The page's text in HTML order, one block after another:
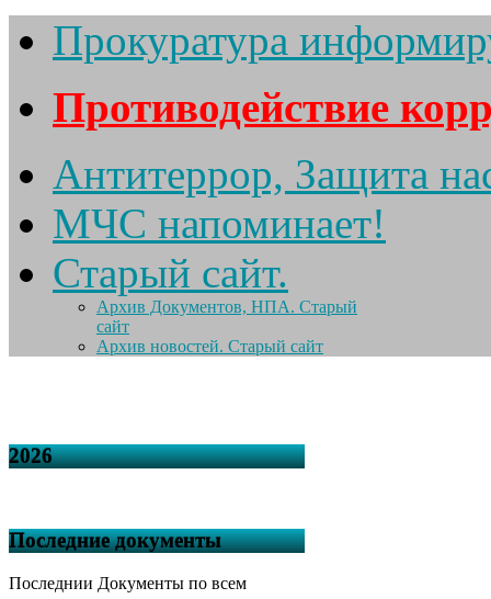
Прокуратура
Противодействие
Антитеррор, Защита
МЧС напоминает!
Старый сайт.
Архив Документов, НПА. Старый
сайт
Архив новостей. Старый сайт
2026
Последние документы
Последнии Документы по всем